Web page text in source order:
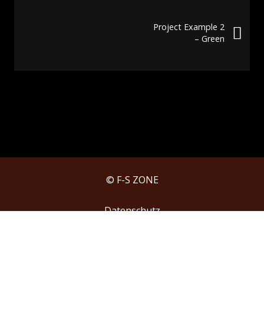
Project Example 2
– Green
© F-S ZONE
Datenschutz